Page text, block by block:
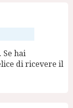
Se hai
di ricevere il